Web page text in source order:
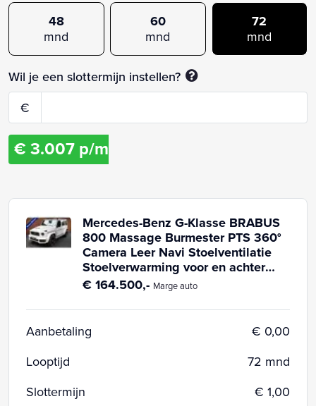
48
mnd
60
mnd
72
mnd
Wil je een slottermijn instellen?
€
€ 3.007 p/m
Mercedes-Benz G-Klasse BRABUS
800 Massage Burmester PTS 360°
Camera Leer Navi Stoelventilatie
Stoelverwarming voor en achter
Climate voor & achter Memory
seats Distronic Plus Elektr.
bedienb. schuif-/ kanteldak PTS LM
velgen 2019 Benzine
€ 164.500,- Marge auto
Aanbetaling
€ 0,00
Looptijd
72 mnd
Slottermijn
€ 1,00